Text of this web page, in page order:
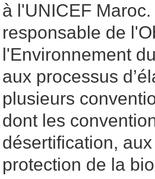
à l'UNICEF
responsable de
l'Environnement
aux processus
plusieurs
dont les
désertification,
protection de la